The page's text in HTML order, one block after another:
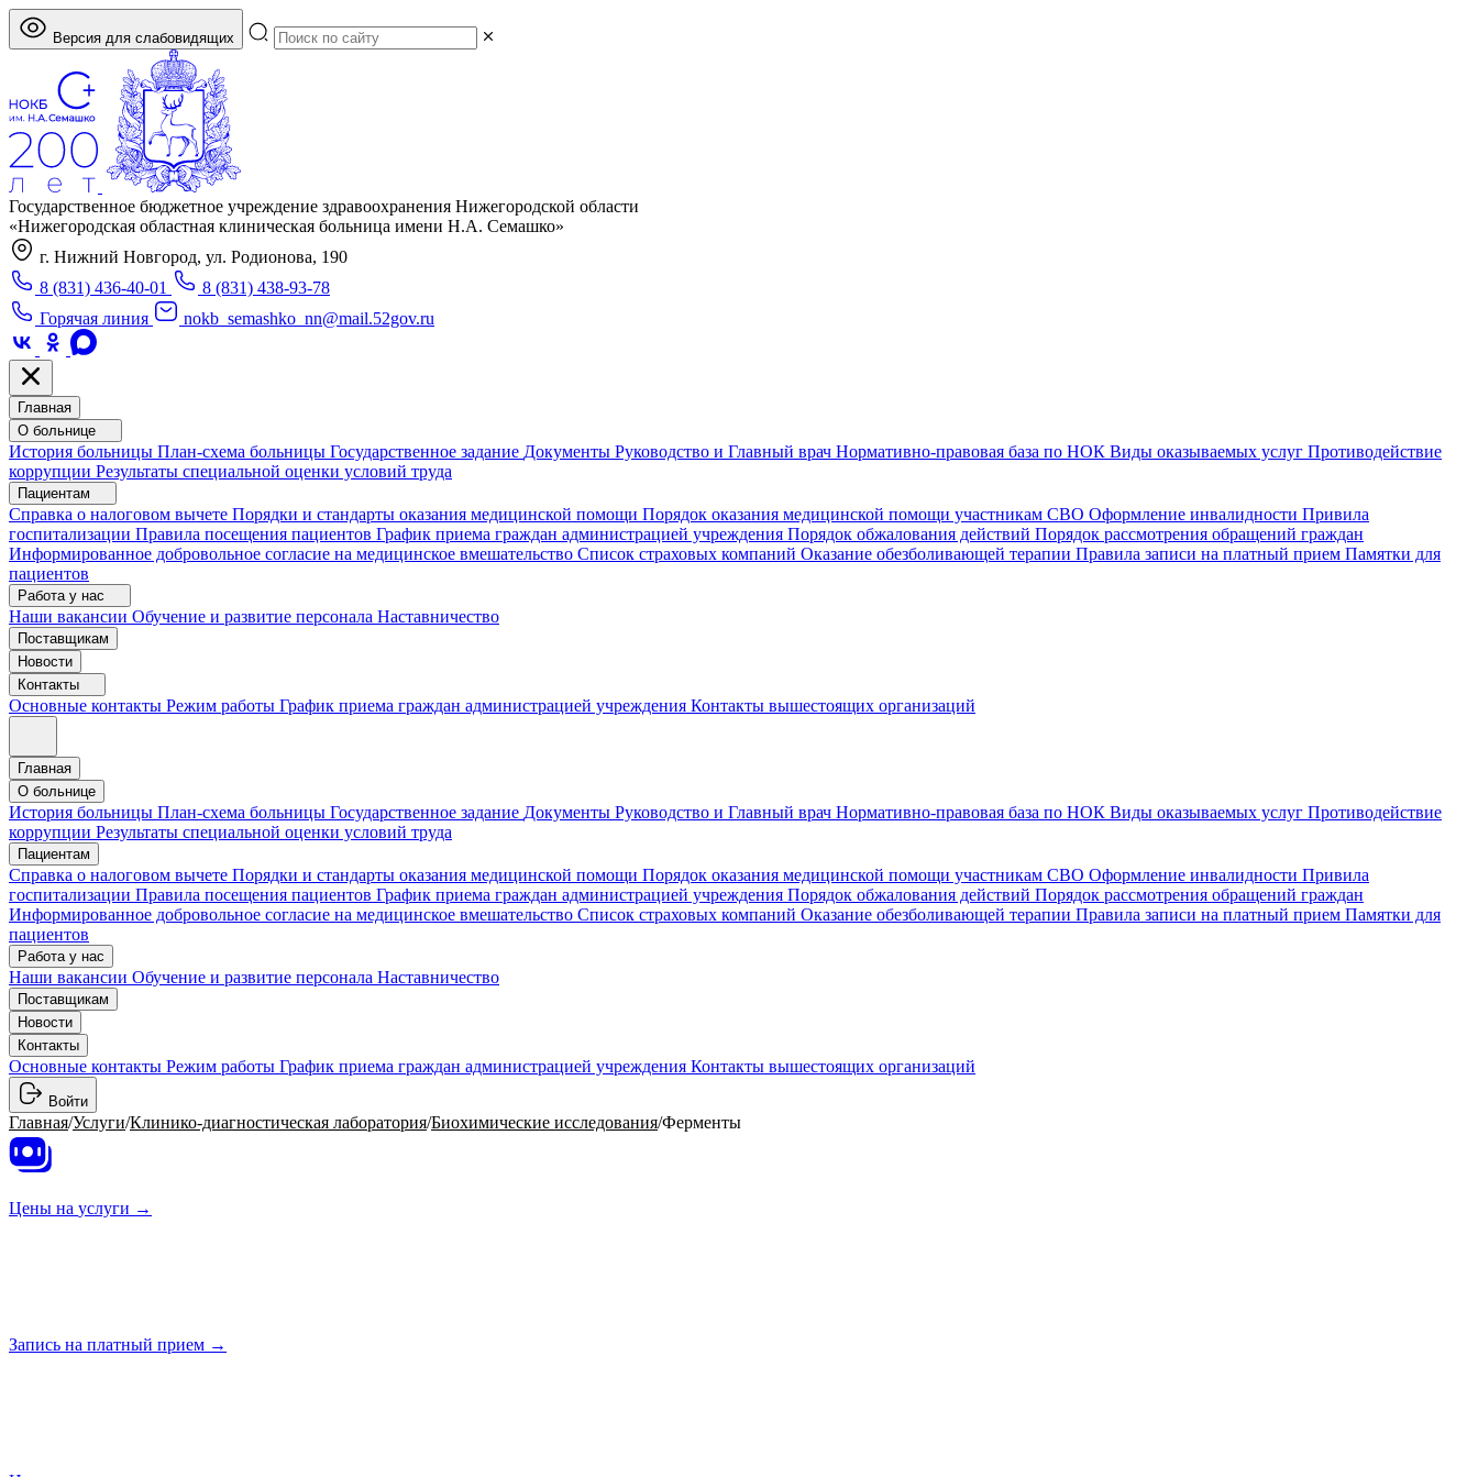
Версия для слабовидящих
Государственное бюджетное учреждение здравоохранения Нижегородской области
«Нижегородская областная клиническая больница имени Н.А. Семашко»
г. Нижний Новгород, ул. Родионова, 190
8 (831) 436-40-01
8 (831) 438-93-78
Горячая линия
nokb_semashko_nn@mail.52gov.ru
Главная
О больнице
История больницы План-схема больницы Государственное задание Документы Руководство и Главный врач Нормативно-правовая база по НОК Виды оказываемых услуг Противодействие
коррупции Результаты специальной оценки условий труда
Пациентам
Справка о налоговом вычете Порядки и стандарты оказания медицинской помощи Порядок оказания медицинской помощи участникам СВО Оформление инвалидности Привила
госпитализации Правила посещения пациентов График приема граждан администрацией учреждения Порядок обжалования действий Порядок рассмотрения обращений граждан
Информированное добровольное согласие на медицинское вмешательство Список страховых компаний Оказание обезболивающей терапии Правила записи на платный прием Памятки для
пациентов
Работа у нас
Наши вакансии Обучение и развитие персонала Наставничество
Поставщикам
Новости
Контакты
Основные контакты Режим работы График приема граждан администрацией учреждения Контакты вышестоящих организаций
Главная
О больнице
История больницы План-схема больницы Государственное задание Документы Руководство и Главный врач Нормативно-правовая база по НОК Виды оказываемых услуг Противодействие
коррупции Результаты специальной оценки условий труда
Пациентам
Справка о налоговом вычете Порядки и стандарты оказания медицинской помощи Порядок оказания медицинской помощи участникам СВО Оформление инвалидности Привила
госпитализации Правила посещения пациентов График приема граждан администрацией учреждения Порядок обжалования действий Порядок рассмотрения обращений граждан
Информированное добровольное согласие на медицинское вмешательство Список страховых компаний Оказание обезболивающей терапии Правила записи на платный прием Памятки для
пациентов
Работа у нас
Наши вакансии Обучение и развитие персонала Наставничество
Поставщикам
Новости
Контакты
Основные контакты Режим работы График приема граждан администрацией учреждения Контакты вышестоящих организаций
Войти
Главная/Услуги/Клинико-диагностическая лаборатория/Биохимические исследования/Ферменты
Цены на услуги →
Запись на платный прием →